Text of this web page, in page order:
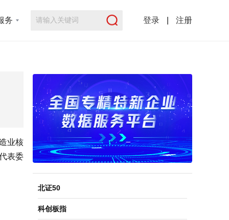
务 登录 注册
业核
表委
北证50
科创板指